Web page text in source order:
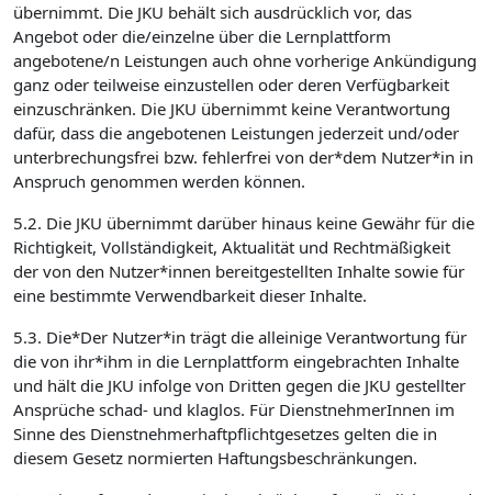
übernimmt. Die JKU behält sich ausdrücklich vor, das
Angebot oder die/einzelne über die Lernplattform
angebotene/n Leistungen auch ohne vorherige Ankündigung
ganz oder teilweise einzustellen oder deren Verfügbarkeit
einzuschränken. Die JKU übernimmt keine Verantwortung
dafür, dass die angebotenen Leistungen jederzeit und/oder
unterbrechungsfrei bzw. fehlerfrei von der*dem Nutzer*in in
Anspruch genommen werden können.
5.2. Die JKU übernimmt darüber hinaus keine Gewähr für die
Richtigkeit, Vollständigkeit, Aktualität und Rechtmäßigkeit
der von den Nutzer*innen bereitgestellten Inhalte sowie für
eine bestimmte Verwendbarkeit dieser Inhalte.
5.3. Die*Der Nutzer*in trägt die alleinige Verantwortung für
die von ihr*ihm in die Lernplattform eingebrachten Inhalte
und hält die JKU infolge von Dritten gegen die JKU gestellter
Ansprüche schad- und klaglos. Für DienstnehmerInnen im
Sinne des Dienstnehmerhaftpflichtgesetzes gelten die in
diesem Gesetz normierten Haftungsbeschränkungen.